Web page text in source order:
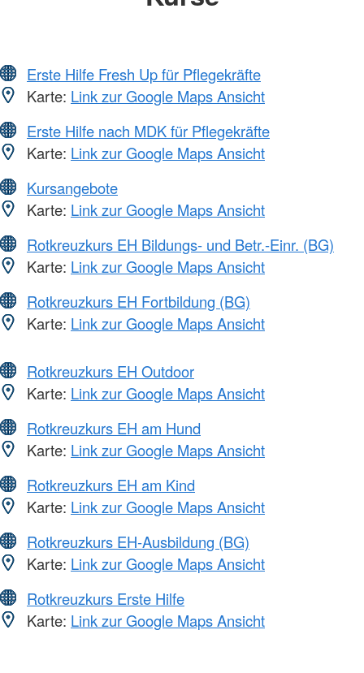
Erste Hilfe Fresh Up für Pflegekräfte
Karte: Link zur Google Maps Ansicht
Erste Hilfe nach MDK für Pflegekräfte
Karte: Link zur Google Maps Ansicht
Kursangebote
Karte: Link zur Google Maps Ansicht
Rotkreuzkurs EH Bildungs- und Betr.-Einr. (BG)
Karte: Link zur Google Maps Ansicht
Rotkreuzkurs EH Fortbildung (BG)
Karte: Link zur Google Maps Ansicht
Rotkreuzkurs EH Outdoor
Karte: Link zur Google Maps Ansicht
Rotkreuzkurs EH am Hund
Karte: Link zur Google Maps Ansicht
Rotkreuzkurs EH am Kind
Karte: Link zur Google Maps Ansicht
Rotkreuzkurs EH-Ausbildung (BG)
Karte: Link zur Google Maps Ansicht
Rotkreuzkurs Erste Hilfe
Karte: Link zur Google Maps Ansicht